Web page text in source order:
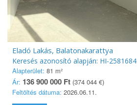
Eladó Lakás, Balatonakarattya
Keresés azonosító alapján: HI-2581684
Alapterület: 81 m²
Ár: 136 900 000 Ft (374 044 €)
Feltöltés dátuma: 2026.06.11.